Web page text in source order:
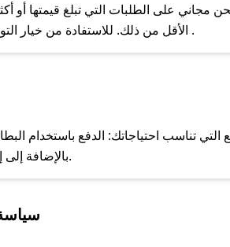
الخاصة على تويتر أو البريد
للحصول
على الطلبات التي تبلغ قيمتها أو
الأقل من ذلك. للاستفادة من خيار التوصيل السريع، يرجى تقديم طلبك قبل الساعة .
احتياجاتك: الدفع باستخدام
Apple Pay، بالإضافة إلى إمكانية الدفع بالتقسيط الشهري.